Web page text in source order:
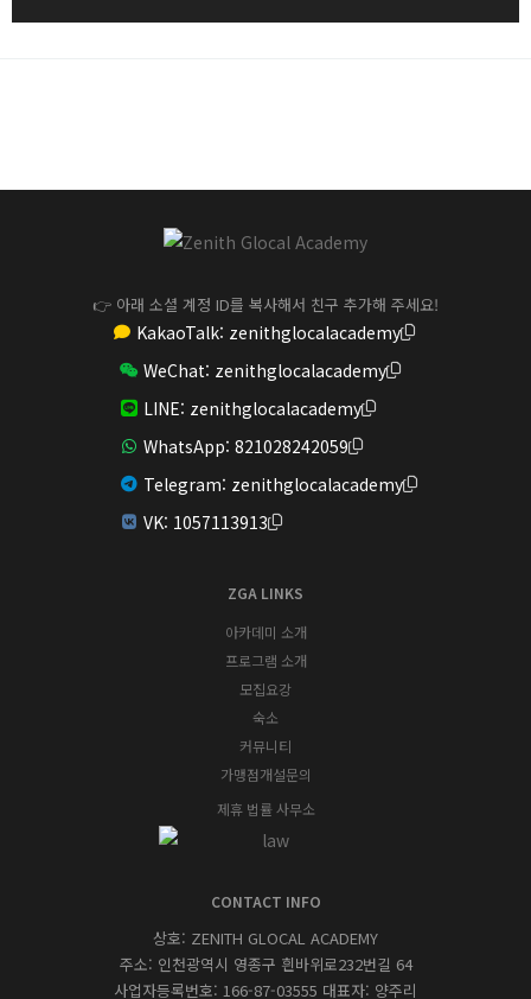
👉 아래 소셜 계정 ID를 복사해서 친구 추가해 주세요!
KakaoTalk: zenithglocalacademy
WeChat: zenithglocalacademy
LINE: zenithglocalacademy
WhatsApp: 821028242059
Telegram: zenithglocalacademy
VK: 1057113913
ZGA LINKS
아카데미 소개
프로그램 소개
모집요강
숙소
커뮤니티
가맹점개설문의
제휴 법률 사무소
CONTACT INFO
상호: ZENITH GLOCAL ACADEMY
주소: 인천광역시 영종구 흰바위로232번길 64
사업자등록번호: 166-87-03555 대표자: 양주리